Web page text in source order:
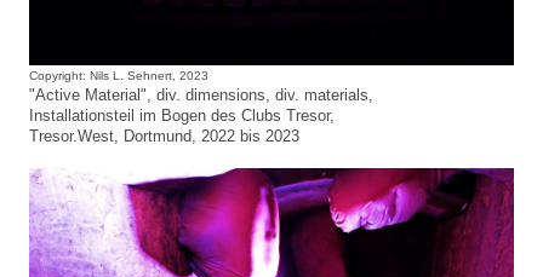
Copyright: Nils L. Sehnert, 2023
"Active Material", div. dimensions, div. materials,
Installationsteil im Bogen des Clubs Tresor,
Tresor.West, Dortmund, 2022 bis 2023